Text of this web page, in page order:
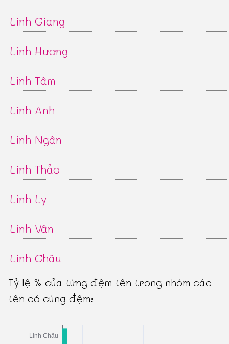
Linh Giang
Linh Hương
Linh Tâm
Linh Anh
Linh Ngân
Linh Thảo
Linh Ly
Linh Vân
Linh Châu
Tỷ lệ % của từng đệm tên trong nhóm các
tên có cùng đệm: